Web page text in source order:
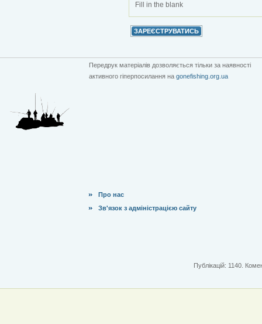
Fill in the blank
Передрук матеріалів дозволяється тільки за наявності
активного гіперпосилання на gonefishing.org.ua
Про нас
Зв'язок з адміністрацією сайту
Публікацій: 1140.